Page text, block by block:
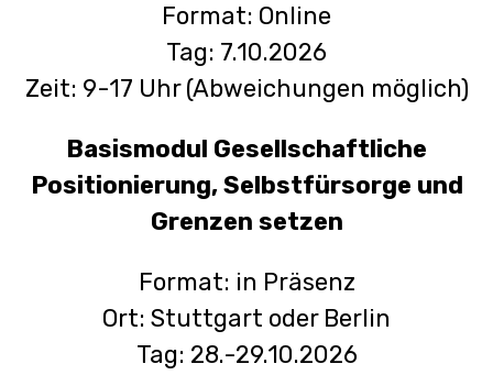
Format: Online
Tag: 7.10.2026
Zeit: 9-17 Uhr (Abweichungen möglich)
Basismodul Gesellschaftliche
Positionierung, Selbstfürsorge und
Grenzen setzen
Format: in Präsenz
Ort: Stuttgart oder Berlin
Tag: 28.-29.10.2026